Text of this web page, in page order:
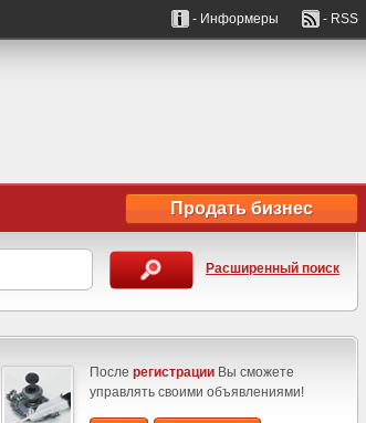
- Информеры - RSS
Продать бизнес
Расширенный поиск
После регистрации Вы сможете
управлять своими объявлениями!